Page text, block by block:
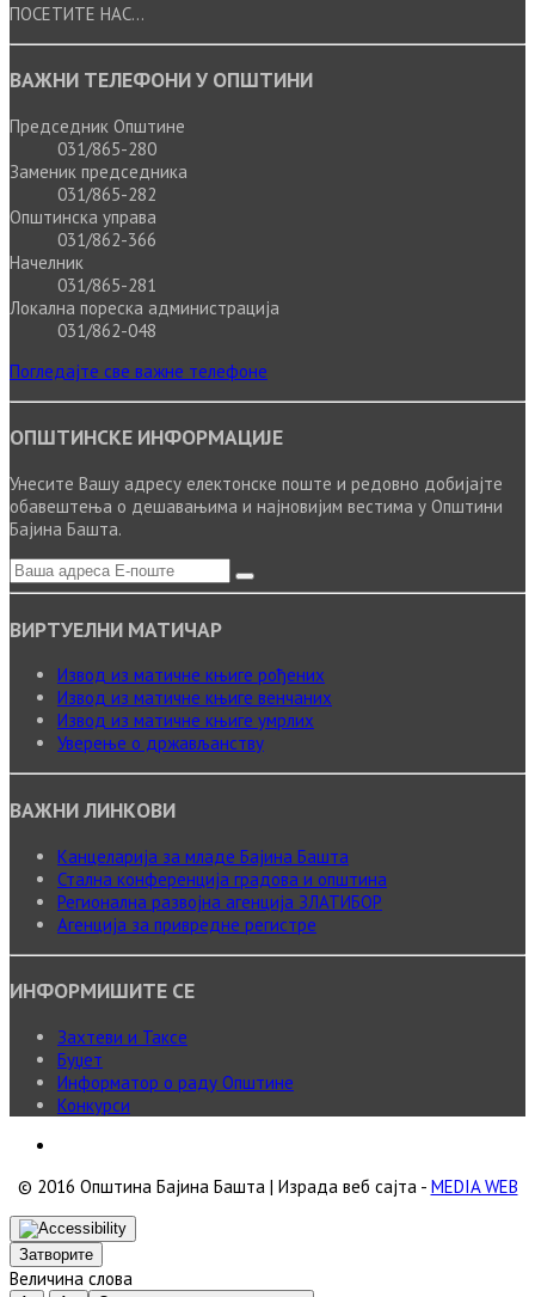
ПОСЕТИТЕ НАС...
ВАЖНИ ТЕЛЕФОНИ У ОПШТИНИ
Председник Општине
031/865-280
Заменик председника
031/865-282
Општинска управа
031/862-366
Начелник
031/865-281
Локална пореска администрација
031/862-048
Погледајте све важне телефоне
ОПШТИНСКЕ ИНФОРМАЦИЈЕ
Унесите Вашу адресу електонске поште и редовно добијајте
обавештења о дешавањима и најновијим вестима у Општини
Бајина Башта.
ВИРТУЕЛНИ МАТИЧАР
Извод из матичне књиге рођених
Извод из матичне књиге венчаних
Извод из матичне књиге умрлих
Уверење о држављанству
ВАЖНИ ЛИНКОВИ
Канцеларија за младе Бајина Башта
Стална конференција градова и општина
Регионална развојна агенција ЗЛАТИБОР
Агенција за привредне регистре
ИНФОРМИШИТЕ СЕ
Захтеви и Таксе
Буџет
Информатор о раду Општине
Конкурси
© 2016 Општина Бајина Башта | Израда веб сајта - MEDIA WEB
Затворите
Величина слова